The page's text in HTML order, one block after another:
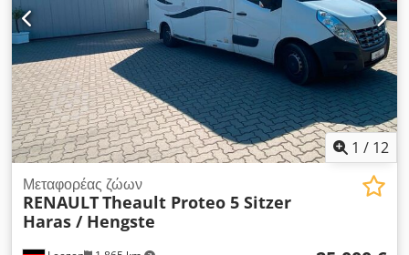
1 / 12
Μεταφορέας ζώων
RENAULTTheault Proteo 5 Sitzer
Haras / Hengste